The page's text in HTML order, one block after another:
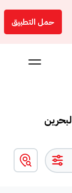
حمل التطبيق